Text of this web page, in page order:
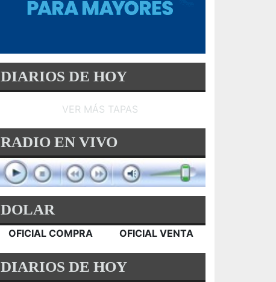
DIARIOS DE HOY
VER MÁS TAPAS
RADIO EN VIVO
DOLAR
OFICIAL COMPRA OFICIAL VENTA
DIARIOS DE HOY